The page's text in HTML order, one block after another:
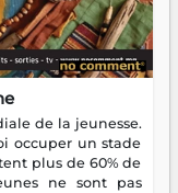
de la jeunesse.
occuper un stade
plus de 60% de
ne sont pas